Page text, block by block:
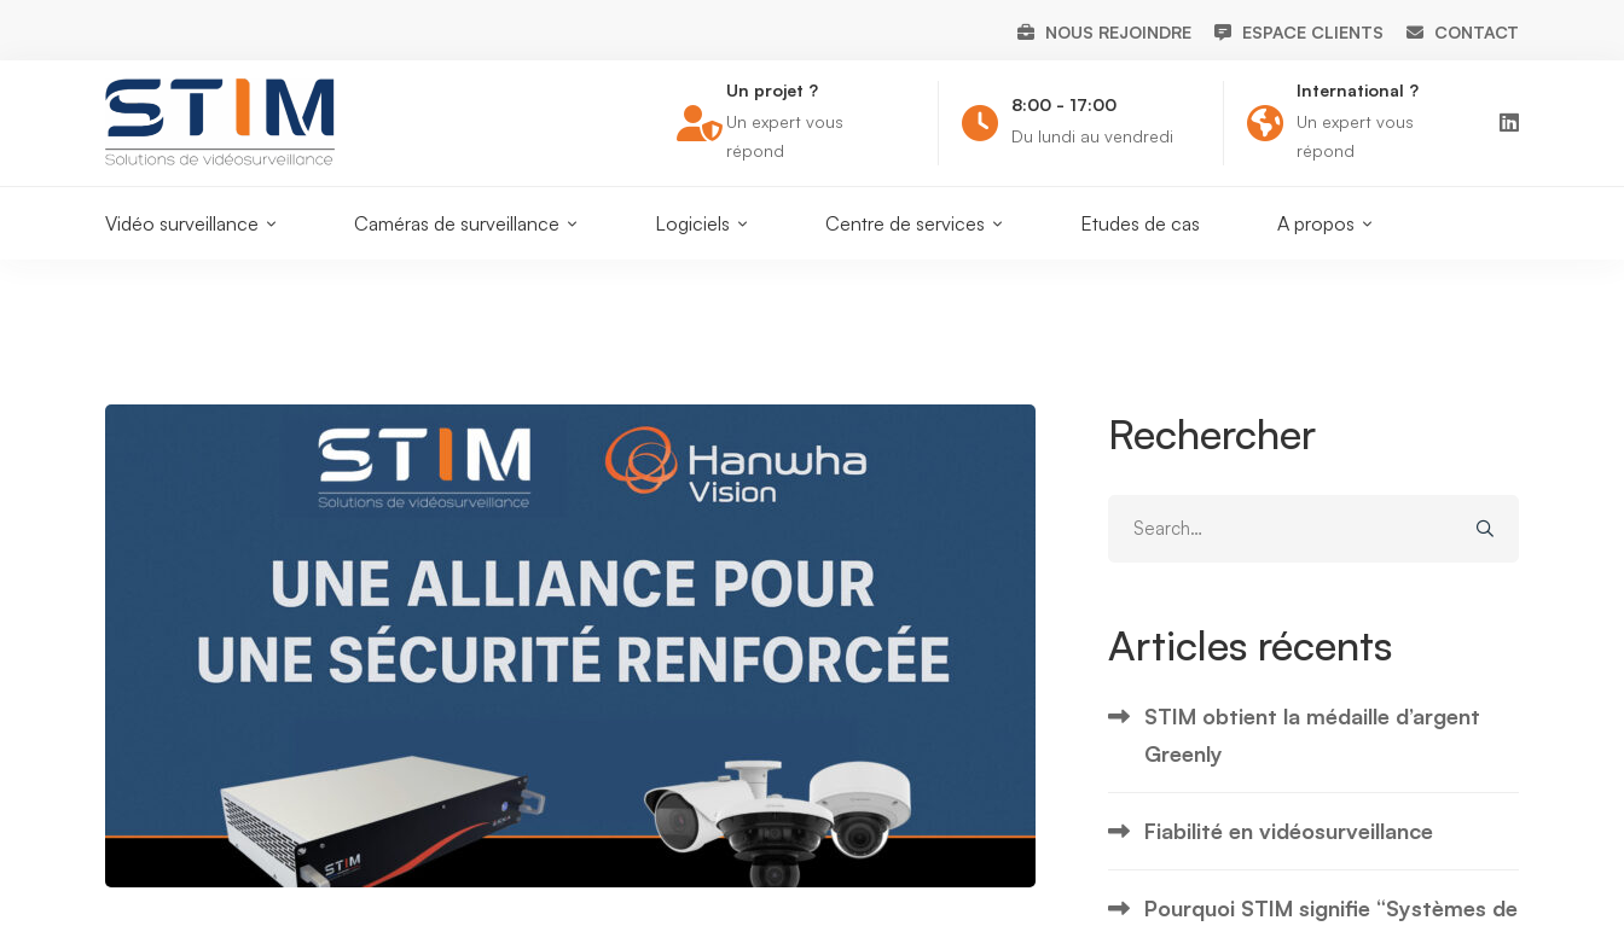
NOUS REJOINDRE ESPACE CLIENTS CONTACT
International ?
Un expert vous
répond
Un projet ?
Un expert vous
répond
8:00 - 17:00
Du lundi au vendredi
International ?
Un expert vous
répond
Vidéo surveillance Caméras de surveillance Logiciels Centre de services Etudes de cas A propos
𝐇𝐚𝐧𝐰𝐡𝐚
𝐕𝐢𝐬𝐢𝐨𝐧
Rechercher
Articles récents
STIM obtient la médaille d’argent
Greenly
Fiabilité en vidéosurveillance
Pourquoi STIM signifie “Systèmes de